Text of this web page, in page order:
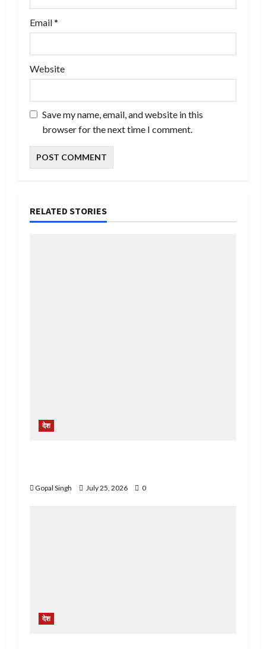
Email*
Website
Save my name, email, and website in this
browser for the next time I comment.
RELATED STORIES
देश
Gopal Singh July 25, 2026 0
देश